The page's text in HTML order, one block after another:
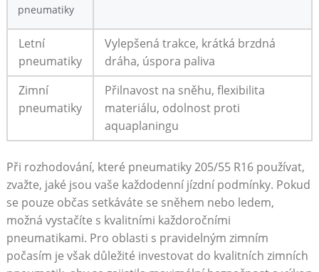
pneumatiky
Letní
pneumatiky
Vylepšená trakce, krátká brzdná
dráha, úspora ⁤paliva
Zimní
pneumatiky
Přilnavost na sněhu, flexibilita
materiálu, odolnost proti
aquaplaningu
Při rozhodování, které ‍pneumatiky 205/55 R16 používat,
zvažte, jaké jsou vaše každodenní jízdní podmínky. Pokud
se pouze občas setkáváte se sněhem nebo ledem,
možná vystačíte s ​kvalitními každoročními
pneumatikami. Pro oblasti s pravidelným​ zimním
počasím je však důležité investovat do kvalitních ​zimních